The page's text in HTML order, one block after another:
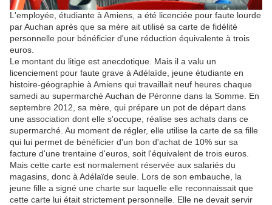
L'employée, étudiante à Amiens, a été licenciée pour faute lourde
par Auchan après que sa mère ait utilisé sa carte de fidélité
personnelle pour bénéficier d'une réduction équivalente à trois
euros.
Le montant du litige est anecdotique. Mais il a valu un
licenciement pour faute grave à Adélaïde, jeune étudiante en
histoire-géographie à Amiens qui travaillait neuf heures chaque
samedi au supermarché Auchan de Péronne dans la Somme. En
septembre 2012, sa mère, qui prépare un pot de départ dans
une association dont elle s'occupe, réalise ses achats dans ce
supermarché. Au moment de régler, elle utilise la carte de sa fille
qui lui permet de bénéficier d'un bon d'achat de 10% sur sa
facture d'une trentaine d'euros, soit l'équivalent de trois euros.
Mais cette carte est normalement réservée aux salariés du
magasins, donc à Adélaïde seule. Lors de son embauche, la
jeune fille a signé une charte sur laquelle elle reconnaissait que
cette carte lui était strictement personnelle. Elle ne devait servir